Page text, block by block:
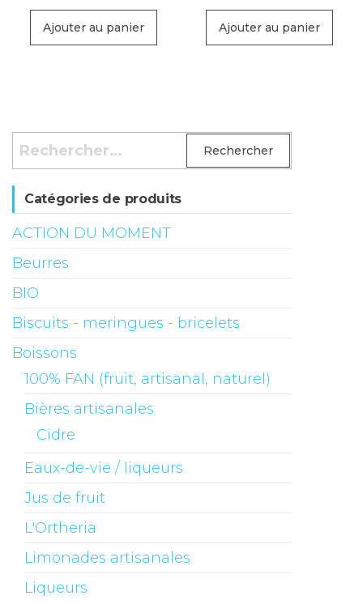
Ajouter au panier Ajouter au panier
Rechercher :
Catégories de produits
ACTION DU MOMENT
Beurres
BIO
Biscuits - meringues - bricelets
Boissons
100% FAN (fruit, artisanal, naturel)
Bières artisanales
Cidre
Eaux-de-vie / liqueurs
Jus de fruit
L'Ortheria
Limonades artisanales
Liqueurs